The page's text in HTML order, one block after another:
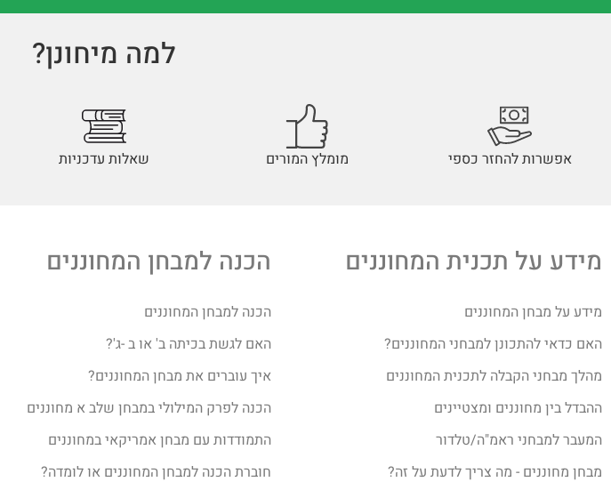
למה מיחונן?
אפשרות להחזר כספי מומלץ המורים שאלות עדכניות
מידע על תכנית המחוננים
מידע על מבחן המחוננים
האם כדאי להתכונן למבחני המחוננים?
מהלך מבחני הקבלה לתכנית המחוננים
ההבדל בין מחוננים ומצטיינים
המעבר למבחני ראמ"ה/טלדור
מבחן מחוננים - מה צריך לדעת על זה?
הכנה למבחן המחוננים
הכנה למבחן המחוננים
האם לגשת בכיתה ב' או ב -ג'?
איך עוברים את מבחן המחוננים?​
הכנה לפרק המילולי במבחן שלב א מחוננים
התמודדות עם מבחן אמריקאי במחוננים
חוברת הכנה למבחן המחוננים או לומדה?